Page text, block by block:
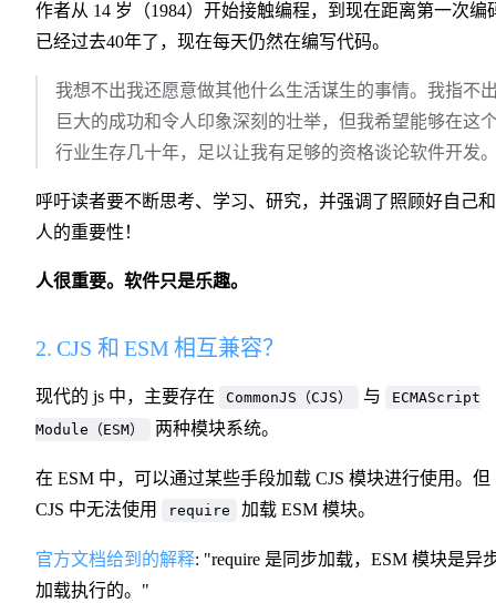
作者从 14 岁（1984）开始接触编程，到现在距离第一次编
已经过去40年了，现在每天仍然在编写代码。
我想不出我还愿意做其他什么生活谋生的事情。我指不
巨大的成功和令人印象深刻的壮举，但我希望能够在这
行业生存几十年，足以让我有足够的资格谈论软件开发
呼吁读者要不断思考、学习、研究，并强调了照顾好自己
人的重要性！
人很重要。软件只是乐趣。
2. CJS 和 ESM 相互兼容？
现代的 js 中，主要存在 CommonJS（CJS） 与
ECMAScript
Module（ESM）
两种模块系统。
在 ESM 中，可以通过某些手段加载 CJS 模块进行使用。但
CJS 中无法使用
require 加载 ESM 模块。
官方文档给到的解释: "require 是同步加载，ESM 模块是异
加载执行的。"